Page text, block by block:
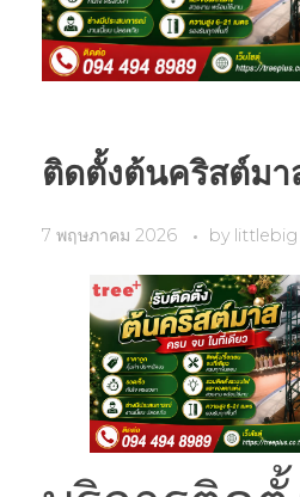
ติดตั้งต้นคริสต์มา
7 พฤษภาคม 2026 by littlebig